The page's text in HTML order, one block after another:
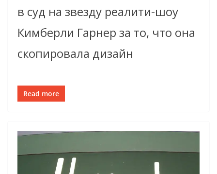
в суд на звезду реалити-шоу
Кимберли Гарнер за то, что она
скопировала дизайн
Read more